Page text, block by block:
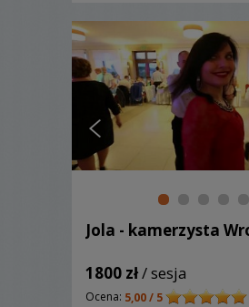
Zapraszam!...
Jola - kamerzysta
1800 zł/ sesja
Ocena: 5,00 / 5